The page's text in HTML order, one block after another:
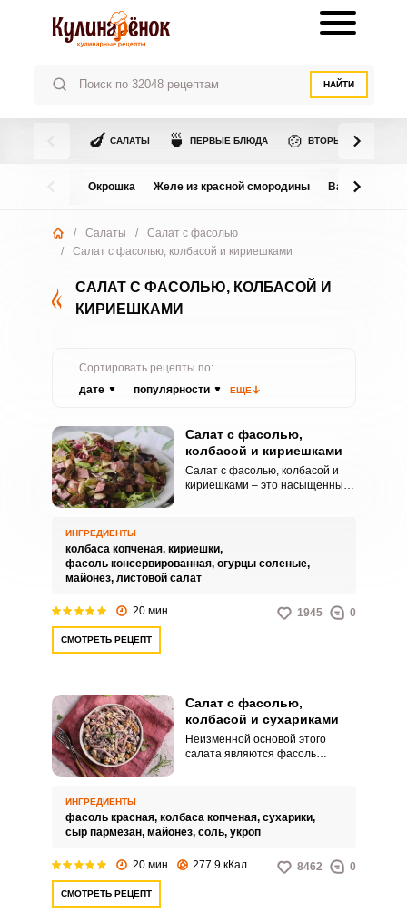
НАЙТИ
🍆 САЛАТЫ 🍵 ПЕРВЫЕ БЛЮДА 🍲 ВТОРЫЕ БЛЮДА
Окрошка Желе из красной смородины Варенье из
/ Салаты /
Салат с фасолью
/
Салат с фасолью, колбасой и кириешками
САЛАТ С ФАСОЛЬЮ, КОЛБАСОЙ И
КИРИЕШКАМИ
Сортировать рецепты по:
дате
популярности ЕЩЕ
Салат с фасолью,
колбасой и кириешками
Салат с фасолью, колбасой и
кириешками – это насыщенный
примечательно интересным
сочетанием вкусов и
привлекательной подачей.
ИНГРЕДИЕНТЫ
колбаса копченая, кириешки,
фасоль консервированная, огурцы соленые,
майонез, листовой салат
20 мин 1945 0
СМОТРЕТЬ РЕЦЕПТ
Салат с фасолью,
колбасой и сухариками
Неизменной основой этого
салата являются фасоль
пикантность вкуса. Фасоль для
салата лучше возьмите красную,
так как она более твердая и не
перемешивании.
ИНГРЕДИЕНТЫ
фасоль красная, колбаса копченая, сухарики,
сыр пармезан, майонез, соль, укроп
20 мин 277.9 кКал 8462 0
СМОТРЕТЬ РЕЦЕПТ